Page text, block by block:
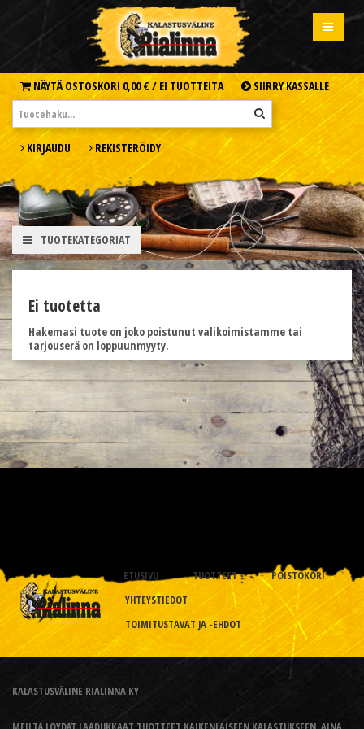
NÄYTÄ OSTOSKORI 0,00 € / EI TUOTTEITA SIIRRY KASSALLE
KIRJAUDU REKISTERÖIDY
TUOTEKATEGORIAT
Ei tuotetta
Hakemasi tuote on joko poistunut valikoimistamme tai
tarjouserä on loppuunmyyty.
ETUSIVU TUOTTEET
POISTOKORI
YHTEYSTIEDOT
TOIMITUSTAVAT JA -EHDOT
KALASTUSVÄLINE RIALINNA KY